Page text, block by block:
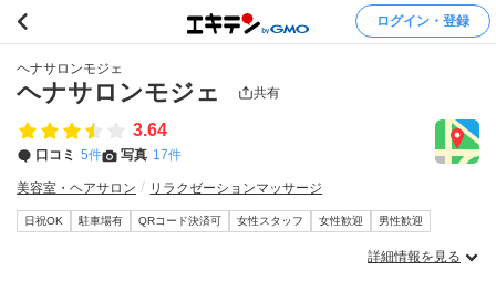
ログイン・登録
ヘナサロンモジェ
ヘナサロンモジェ 共有
3.64
口コミ 5件 写真 17件
美容室・ヘアサロン リラクゼーションマッサージ
日祝OK 駐車場有 QRコード決済可 女性スタッフ 女性歓迎 男性歓迎
詳細情報を見る